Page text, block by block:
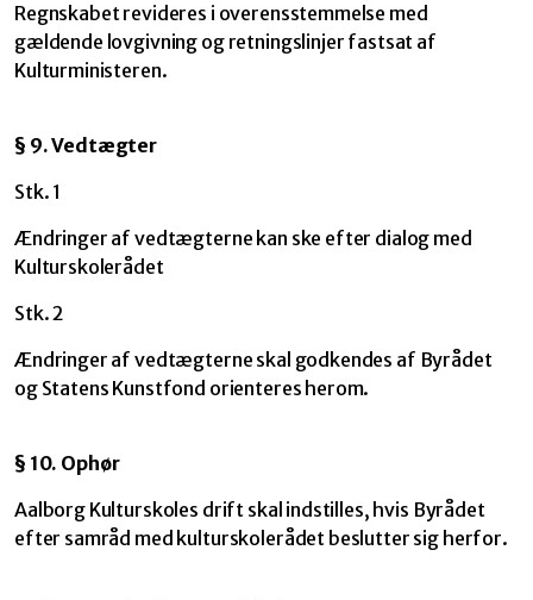
Regnskabet revideres i overensstemmelse med
gældende lovgivning og retningslinjer fastsat af
Kulturministeren.
§ 9. Vedtægter
Stk. 1
Ændringer af vedtægterne kan ske efter dialog med
Kulturskolerådet
Stk. 2
Ændringer af vedtægterne skal godkendes af Byrådet
og Statens Kunstfond orienteres herom.
§ 10. Ophør
Aalborg Kulturskoles drift skal indstilles, hvis Byrådet
efter samråd med kulturskolerådet beslutter sig herfor.